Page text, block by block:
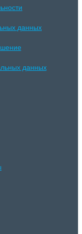
данных
данных